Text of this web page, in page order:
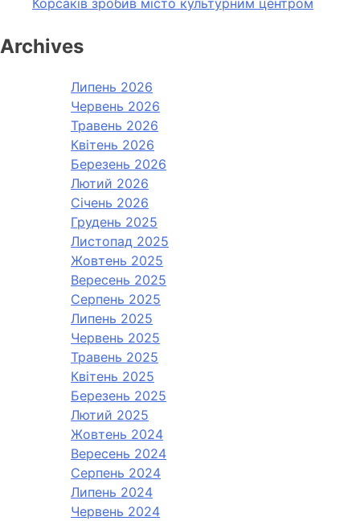
Archives
Липень 2026
Червень 2026
Травень 2026
Квітень 2026
Березень 2026
Лютий 2026
Січень 2026
Грудень 2025
Листопад 2025
Жовтень 2025
Вересень 2025
Серпень 2025
Липень 2025
Червень 2025
Травень 2025
Квітень 2025
Березень 2025
Лютий 2025
Жовтень 2024
Вересень 2024
Серпень 2024
Липень 2024
Червень 2024